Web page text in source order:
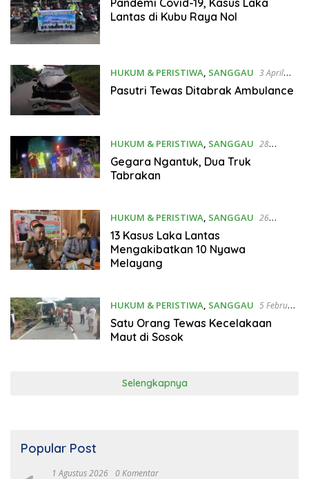
Pandemi Covid-19, Kasus Laka
Lantas di Kubu Raya Nol
HUKUM & PERISTIWA, SANGGAU 3 April
2020
Pasutri Tewas Ditabrak Ambulance
HUKUM & PERISTIWA, SANGGAU 28
Februari 2020
Gegara Ngantuk, Dua Truk
Tabrakan
HUKUM & PERISTIWA, SANGGAU 26
Februari 2020
13 Kasus Laka Lantas
Mengakibatkan 10 Nyawa
Melayang
HUKUM & PERISTIWA, SANGGAU 5 Februari
2020
Satu Orang Tewas Kecelakaan
Maut di Sosok
Selengkapnya
Popular Post
1 Agustus 2026 0 Komentar